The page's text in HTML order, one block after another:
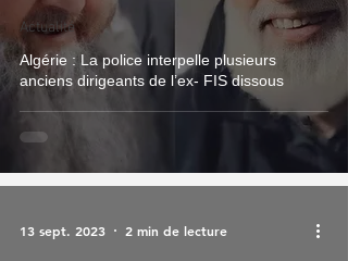
Algérie : La police interpelle plusieurs
anciens dirigeants de l’ex- FIS dissous
Actualité
13 sept. 2023 2 min de lecture